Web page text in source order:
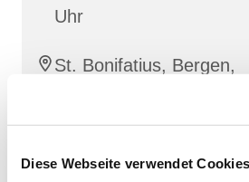
Diese Webseite verwendet Cookies
Uhr
St. Bonifatius, Bergen,
Clementstraße 1,